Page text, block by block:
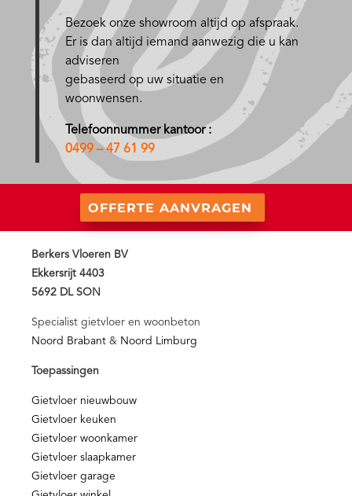
Bezoek onze showroom altijd op afspraak.
Er is dan altijd iemand aanwezig die u kan
adviseren
gebaseerd op uw situatie en
woonwensen.
Telefoonnummer kantoor :
0499 – 47 61 99
OFFERTE AANVRAGEN
Berkers Vloeren BV
Ekkersrijt 4403
5692 DL SON
Specialist gietvloer en woonbeton
Noord Brabant & Noord Limburg
Toepassingen
Gietvloer nieuwbouw
Gietvloer keuken
Gietvloer woonkamer
Gietvloer slaapkamer
Gietvloer garage